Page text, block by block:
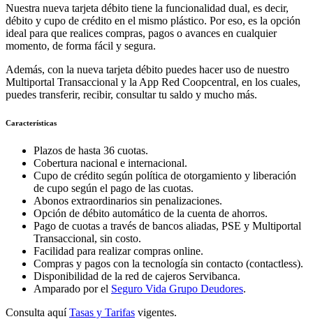
Nuestra nueva tarjeta débito tiene la funcionalidad dual, es decir,
débito y cupo de crédito en el mismo plástico. Por eso, es la opción
ideal para que realices compras, pagos o avances en cualquier
momento, de forma fácil y segura.
Además, con la nueva tarjeta débito puedes hacer uso de nuestro
Multiportal Transaccional y la App Red Coopcentral, en los cuales,
puedes transferir, recibir, consultar tu saldo y mucho más.
Características
Plazos de hasta 36 cuotas.
Cobertura nacional e internacional.
Cupo de crédito según política de otorgamiento y liberación
de cupo según el pago de las cuotas.
Abonos extraordinarios sin penalizaciones.
Opción de débito automático de la cuenta de ahorros.
Pago de cuotas a través de bancos aliadas, PSE y Multiportal
Transaccional, sin costo.
Facilidad para realizar compras online.
Compras y pagos con la tecnología sin contacto (contactless).
Disponibilidad de la red de cajeros Servibanca.
Amparado por el Seguro Vida Grupo Deudores.
Consulta aquíTasas y Tarifas vigentes.